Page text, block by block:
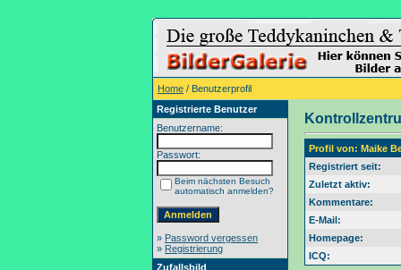
Home / Benutzerprofil
Registrierte Benutzer
Benutzername:
Passwort:
Beim nächsten Besuch
automatisch anmelden?
» Password vergessen
» Registrierung
Zufallsbild
Profil von: Maike
Registriert seit:
Zuletzt aktiv:
Kommentare:
E-Mail:
Homepage:
ICQ: